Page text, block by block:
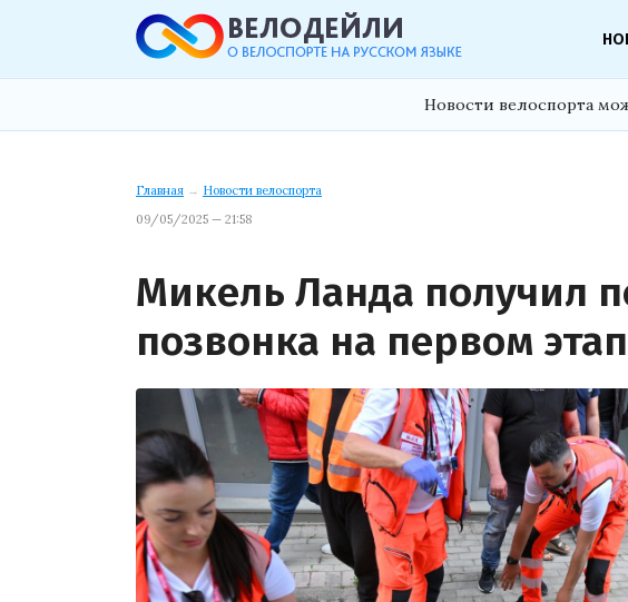
Новости велоспорта
Главная → Новости велоспорта
09/05/2025 — 21:58
Микель Ланда получил
позвонка на первом